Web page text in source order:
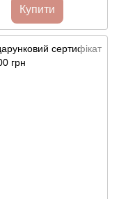
Купити